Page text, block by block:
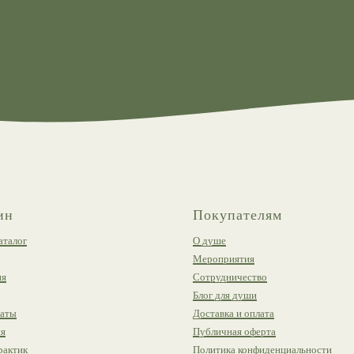
Покупателям
О душе
Мероприятия
Сотрудничество
Блог для души
Доставка и оплата
Публичная оферта
Политика конфиденциальности